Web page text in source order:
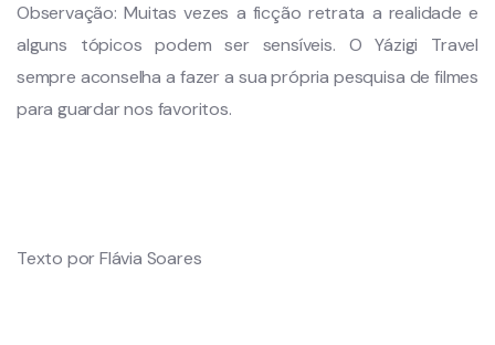
Observação: Muitas vezes a ficção retrata a realidade e
alguns tópicos podem ser sensíveis. O Yázigi Travel
sempre aconselha a fazer a sua própria pesquisa de filmes
para guardar nos favoritos.
Texto por Flávia Soares